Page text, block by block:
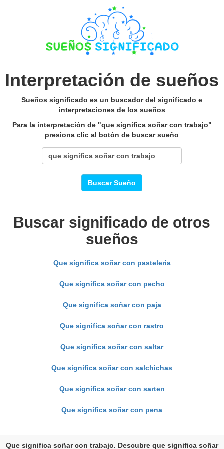
Interpretación de sueños
Sueños significado es un buscador del significado e
interpretaciones de los sueños
Para la interpretación de "que significa soñar con trabajo"
presiona clic al botón de buscar sueño
Buscar Sueño
Buscar significado de otros
sueños
Que significa soñar con pasteleria
Que significa soñar con pecho
Que significa soñar con paja
Que significa soñar con rastro
Que significa soñar con saltar
Que significa soñar con salchichas
Que significa soñar con sarten
Que significa soñar con pena
Que significa soñar con trabajo. Descubre que significa soñar